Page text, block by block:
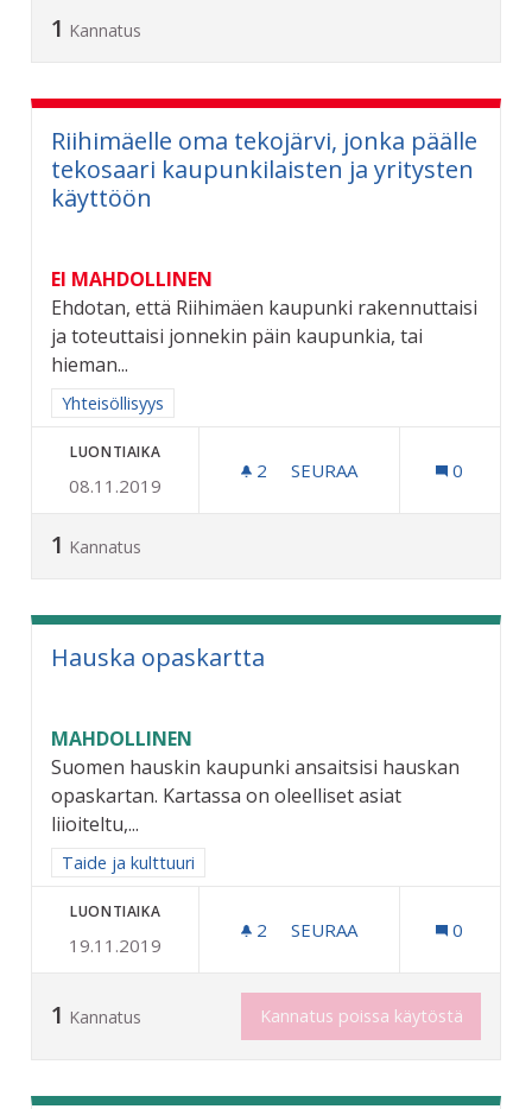
1 Kannatus
Riihimäelle oma tekojärvi, jonka päälle
tekosaari kaupunkilaisten ja yritysten
käyttöön
EI MAHDOLLINEN
Ehdotan, että Riihimäen kaupunki rakennuttaisi
ja toteuttaisi jonnekin päin kaupunkia, tai
hieman...
Rajaa tulokset aihepiirin mukaan: Yhteisöllisyys
Yhteisöllisyys
LUONTIAIKA
08.11.2019
2 2 SEURAAJAA
SEURAA 0
1 Kannatus
Hauska opaskartta
MAHDOLLINEN
Suomen hauskin kaupunki ansaitsisi hauskan
opaskartan. Kartassa on oleelliset asiat
liioiteltu,...
Rajaa tulokset aihepiirin mukaan: Taide ja kulttuuri
Taide ja kulttuuri
LUONTIAIKA
19.11.2019
2 2 SEURAAJAA
SEURAA 0
1 Kannatus Kannatus poissa käytöstä